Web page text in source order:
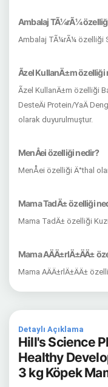
Ambalaj TÃ¼rÃ¼
Ambalaj TÃ¼rÃ¼ özelliği
Ãzel KullanÄ±m özelliği
Ãzel KullanÄ±m özelliği
DesteÄi Protein/YaÄ
olarak duyurulmuştur.
MenÅei özelliği nedir?
MenÅei özelliği Ä°thal
Mama TadÄ± özelliği
Mama TadÄ± özelliği
Mama AÄÄ±rlÄ±ÄÄ±
Mama AÄÄ±rlÄ±ÄÄ±
Detaylı Açıklama
Hill's Science
Healthy
3 kg Köpek